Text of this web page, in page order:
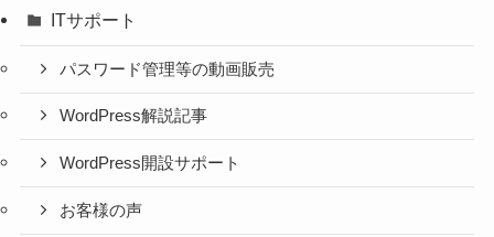
ITサポート
パスワード管理等の動画販売
WordPress解説記事
WordPress開設サポート
お客様の声